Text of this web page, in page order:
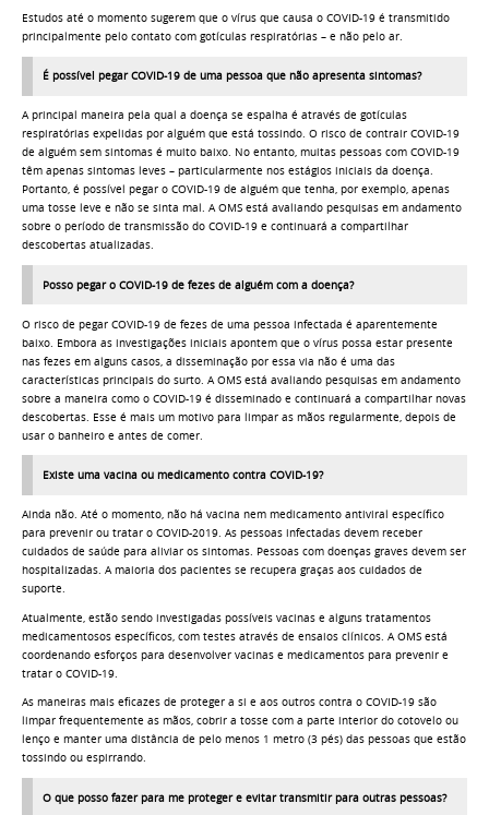
Estudos até o momento sugerem que o vírus que causa o COVID-19 é transmitido
principalmente pelo contato com gotículas respiratórias – e não pelo ar.
É possível pegar COVID-19 de uma pessoa que não apresenta sintomas?
A principal maneira pela qual a doença se espalha é através de gotículas
respiratórias expelidas por alguém que está tossindo. O risco de contrair COVID-19
de alguém sem sintomas é muito baixo. No entanto, muitas pessoas com COVID-19
têm apenas sintomas leves – particularmente nos estágios iniciais da doença.
Portanto, é possível pegar o COVID-19 de alguém que tenha, por exemplo, apenas
uma tosse leve e não se sinta mal. A OMS está avaliando pesquisas em andamento
sobre o período de transmissão do COVID-19 e continuará a compartilhar
descobertas atualizadas.
Posso pegar o COVID-19 de fezes de alguém com a doença?
O risco de pegar COVID-19 de fezes de uma pessoa infectada é aparentemente
baixo. Embora as investigações iniciais apontem que o vírus possa estar presente
nas fezes em alguns casos, a disseminação por essa via não é uma das
características principais do surto. A OMS está avaliando pesquisas em andamento
sobre a maneira como o COVID-19 é disseminado e continuará a compartilhar novas
descobertas. Esse é mais um motivo para limpar as mãos regularmente, depois de
usar o banheiro e antes de comer.
Existe uma vacina ou medicamento contra COVID-19?
Ainda não. Até o momento, não há vacina nem medicamento antiviral específico
para prevenir ou tratar o COVID-2019. As pessoas infectadas devem receber
cuidados de saúde para aliviar os sintomas. Pessoas com doenças graves devem ser
hospitalizadas. A maioria dos pacientes se recupera graças aos cuidados de
suporte.
Atualmente, estão sendo investigadas possíveis vacinas e alguns tratamentos
medicamentosos específicos, com testes através de ensaios clínicos. A OMS está
coordenando esforços para desenvolver vacinas e medicamentos para prevenir e
tratar o COVID-19.
As maneiras mais eficazes de proteger a si e aos outros contra o COVID-19 são
limpar frequentemente as mãos, cobrir a tosse com a parte interior do cotovelo ou
lenço e manter uma distância de pelo menos 1 metro (3 pés) das pessoas que estão
tossindo ou espirrando.
O que posso fazer para me proteger e evitar transmitir para outras pessoas?